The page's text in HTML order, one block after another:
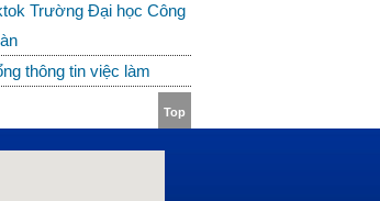
Trường Đại học Công
thông tin việc làm
Top